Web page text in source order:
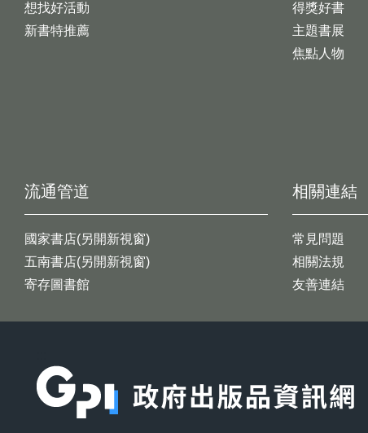
想找好活動
新書特推薦
得獎好書
主題書展
焦點人物
流通管道
國家書店(另開新視窗)
五南書店(另開新視窗)
寄存圖書館
相關連結
常見問題
相關法規
友善連結